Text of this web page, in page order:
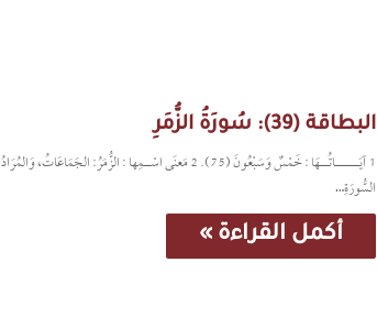
البطاقة (39): سُورَةُ الزُّمَرِ
السُّورَةِ…
أكمل القراءة »